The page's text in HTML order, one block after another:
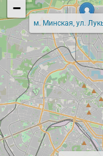
м. Минская, ул.
−